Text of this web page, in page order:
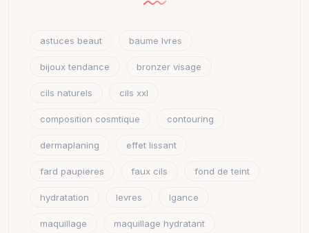
astuces beaut baume lvres
bijoux tendance bronzer visage
cils naturels cils xxl
composition cosmtique contouring
dermaplaning effet lissant
fard paupieres faux cils fond de teint
hydratation levres lgance
maquillage maquillage hydratant